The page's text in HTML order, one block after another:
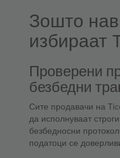
Зошто
избираат
Проверени
безбедни
Сите продавачи на
да исполнуваат
безбедносни
податоци се